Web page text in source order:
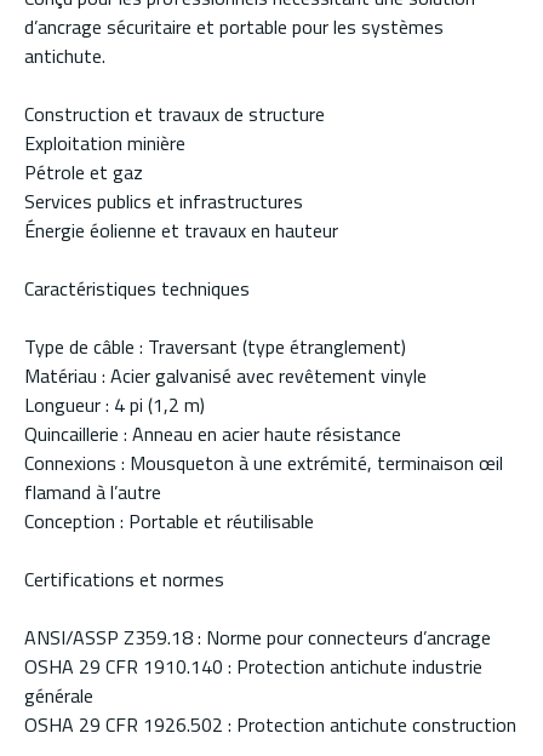
d’ancrage sécuritaire et portable pour les systèmes
antichute.
Construction et travaux de structure
Exploitation minière
Pétrole et gaz
Services publics et infrastructures
Énergie éolienne et travaux en hauteur
Caractéristiques techniques
Type de câble : Traversant (type étranglement)
Matériau : Acier galvanisé avec revêtement vinyle
Longueur : 4 pi (1,2 m)
Quincaillerie : Anneau en acier haute résistance
Connexions : Mousqueton à une extrémité, terminaison œil
flamand à l’autre
Conception : Portable et réutilisable
Certifications et normes
ANSI/ASSP Z359.18 : Norme pour connecteurs d’ancrage
OSHA 29 CFR 1910.140 : Protection antichute industrie
générale
OSHA 29 CFR 1926.502 : Protection antichute construction